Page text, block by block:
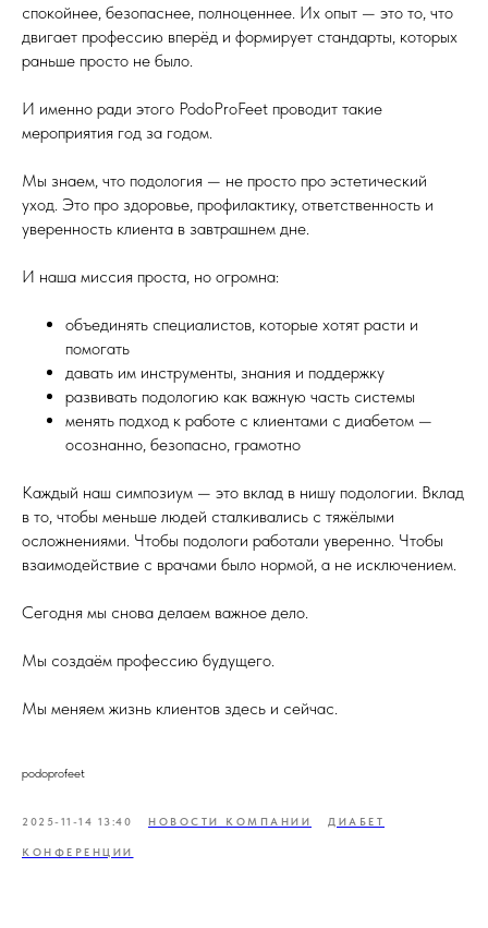
спокойнее, безопаснее, полноценнее. Их опыт — это то, что
двигает профессию вперёд и формирует стандарты, которых
раньше просто не было.
И именно ради этого PodoProFeet проводит такие
мероприятия год за годом.
Мы знаем, что подология — не просто про эстетический
уход. Это про здоровье, профилактику, ответственность и
уверенность клиента в завтрашнем дне.
И наша миссия проста, но огромна:
объединять специалистов, которые хотят расти и
помогать
давать им инструменты, знания и поддержку
развивать подологию как важную часть системы
менять подход к работе с клиентами с диабетом —
осознанно, безопасно, грамотно
Каждый наш симпозиум — это вклад в нишу подологии. Вклад
в то, чтобы меньше людей сталкивались с тяжёлыми
осложнениями. Чтобы подологи работали уверенно. Чтобы
взаимодействие с врачами было нормой, а не исключением.
Сегодня мы снова делаем важное дело.
Мы создаём профессию будущего.
Мы меняем жизнь клиентов здесь и сейчас.
podoprofeet
2025-11-14 13:40 НОВОСТИ КОМПАНИИ ДИАБЕТ
КОНФЕРЕНЦИИ